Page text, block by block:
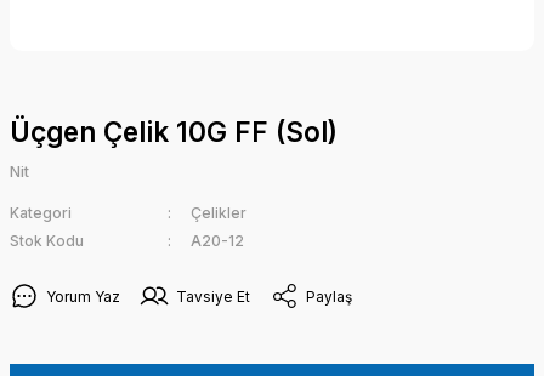
Üçgen Çelik 10G FF (Sol)
Nit
Kategori
Çelikler
Stok Kodu
A20-12
Yorum Yaz Tavsiye Et Paylaş